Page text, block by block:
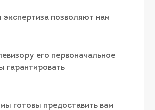
позволяют нам
его первоначальное
гарантировать
готовы предоставить вам